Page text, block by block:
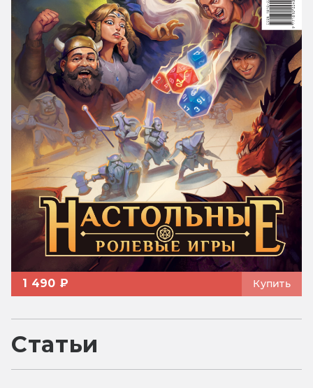
1 490 ₽ Купить
Статьи